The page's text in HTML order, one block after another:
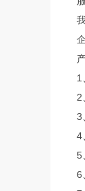
1
2
3
4
5
6